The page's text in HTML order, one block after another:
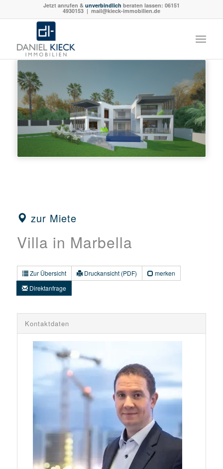
Jetzt anrufen & unverbindlich beraten lassen: 06151
4930153| mail@kieck-immobilien.de
zur Miete
Villa in Marbella
Zur Übersicht Druckansicht (PDF)
merken
Direktanfrage
Kontaktdaten